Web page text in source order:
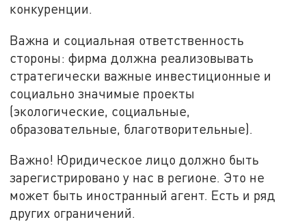
конкуренции.
Важна и социальная ответственность
стороны: фирма должна реализовывать
стратегически важные инвестиционные и
социально значимые проекты
(экологические, социальные,
образовательные, благотворительные).
Важно! Юридическое лицо должно быть
зарегистрировано у нас в регионе. Это не
может быть иностранный агент. Есть и ряд
других ограничений.